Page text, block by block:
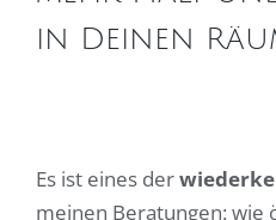
in Deinen
Es ist eines der
meinen Beratungen: wie